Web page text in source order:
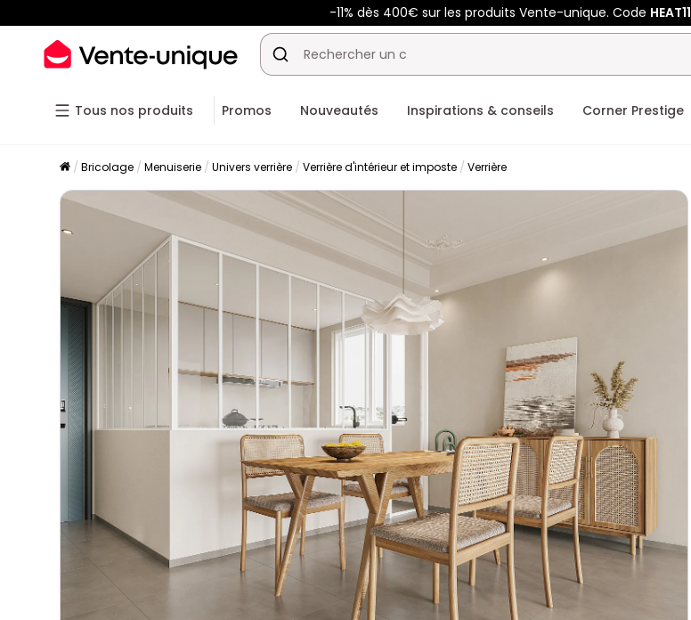
-11% dès 400€ sur les produits Vente-unique. Code HEAT11
Tous nos produits Promos Nouveautés Inspirations & conseils Corner Prestige
Bricolage Menuiserie Univers verrière Verrière d'intérieur et imposte Verrière